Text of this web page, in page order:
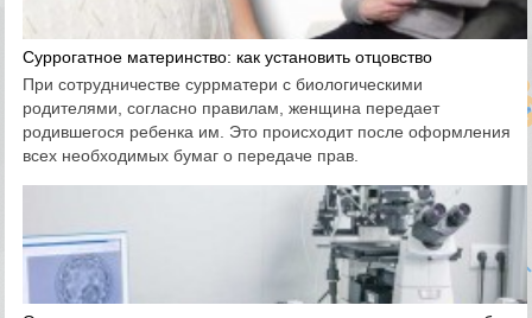
Суррогатное материнство: как установить отцовство
При сотрудничестве суррматери с биологическими
родителями, согласно правилам, женщина передает
родившегося ребенка им. Это происходит после оформления
всех необходимых бумаг о передаче прав.